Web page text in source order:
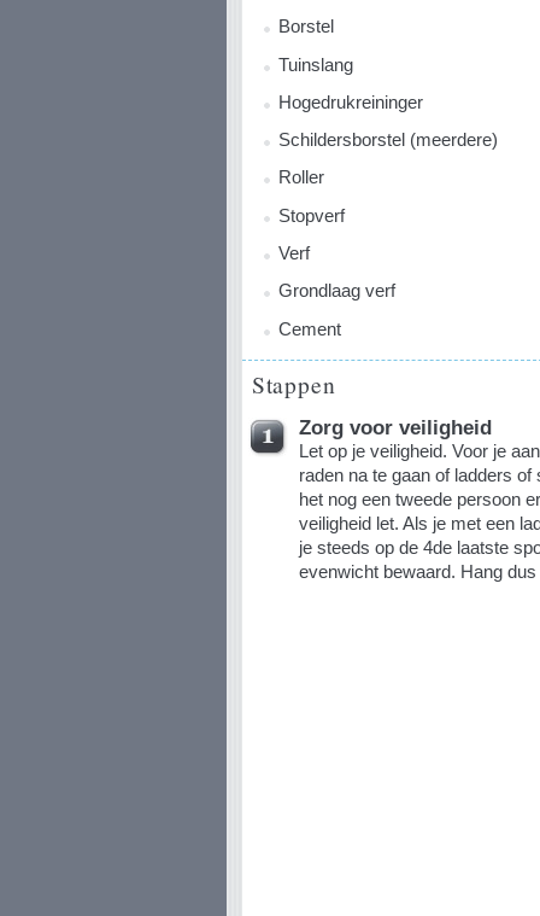
Borstel
Tuinslang
Hogedrukreininger
Schildersborstel (meerdere)
Roller
Stopverf
Verf
Grondlaag verf
Cement
Stappen
Zorg voor veiligheid
Let op je veiligheid. Voor je
raden na te gaan of ladders
het nog een tweede persoon
veiligheid let. Als je met een
je steeds op de 4de laatste
evenwicht bewaard. Hang